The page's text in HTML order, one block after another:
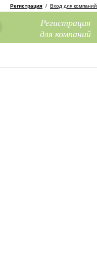
Регистрация / Вход для компаний
Регистрация
для компаний